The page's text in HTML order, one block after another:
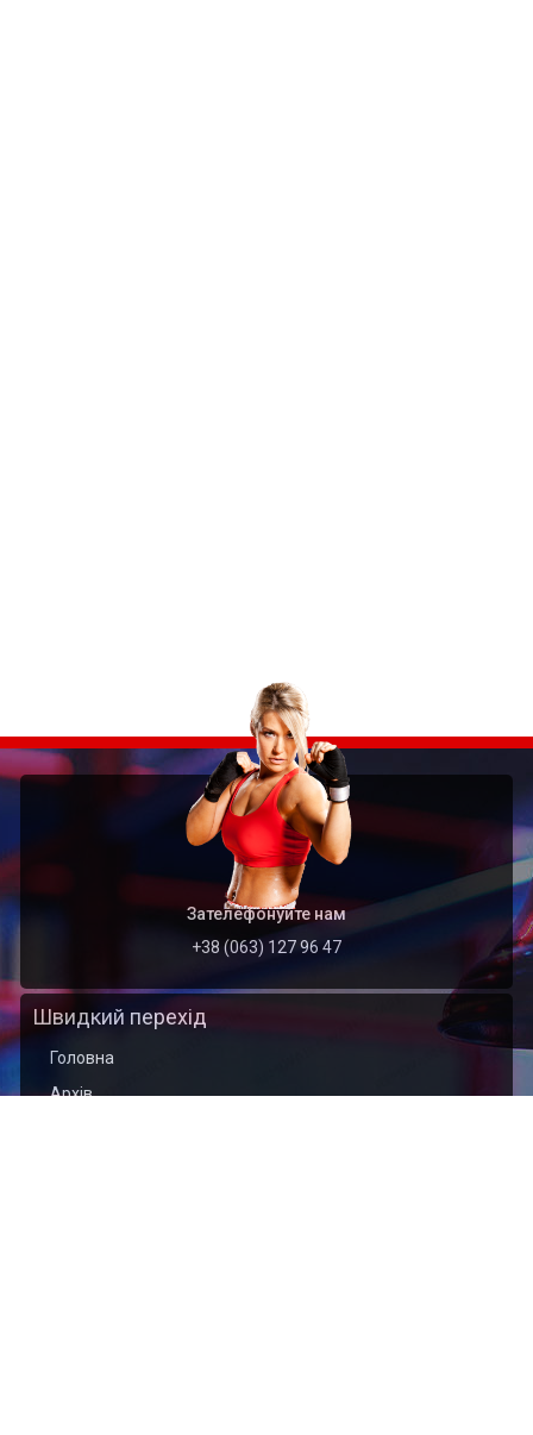
Зателефонуйте нам
+38 (063) 127 96 47
Швидкий перехід
Головна
Архів